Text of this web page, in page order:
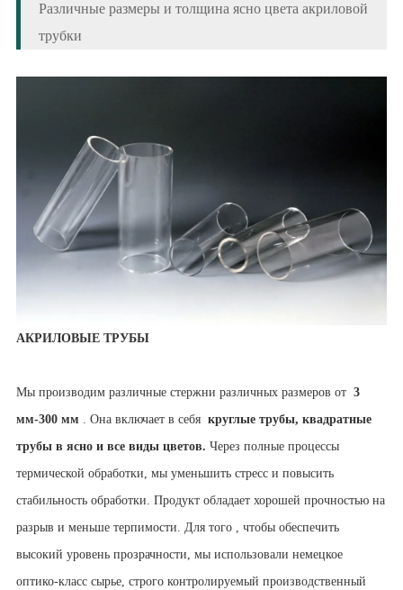
Различные размеры и толщина ясно цвета акриловой
трубки
АКРИЛОВЫЕ ТРУБЫ
Мы производим различные стержни различных размеров от 3
мм-300 мм . Она включает в себя круглые трубы, квадратные
трубы в ясно и все виды цветов. Через полные процессы
термической обработки, мы уменьшить стресс и повысить
стабильность обработки. Продукт обладает хорошей прочностью на
разрыв и меньше терпимости. Для того , чтобы обеспечить
высокий уровень прозрачности, мы использовали немецкое
оптико-класс сырье, строго контролируемый производственный